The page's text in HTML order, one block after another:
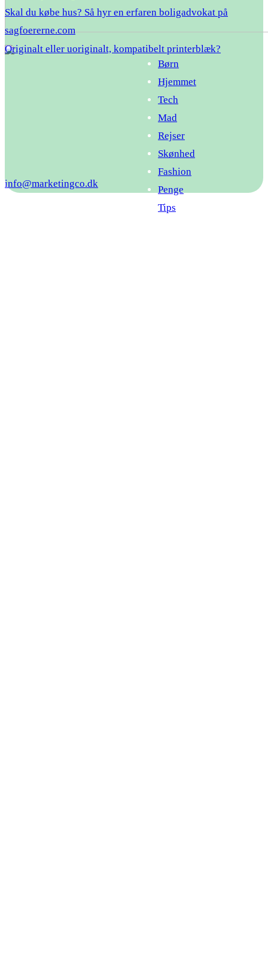
Skal du købe hus? Så hyr en erfaren boligadvokat på
sagfoererne.com
Originalt eller uoriginalt, kompatibelt printerblæk?
Børn
Hjemmet
Tech
Mad
Rejser
Skønhed
Fashion
Penge
Tips
info@marketingco.dk